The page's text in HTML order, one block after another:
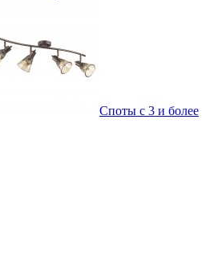
Споты с 3 и более